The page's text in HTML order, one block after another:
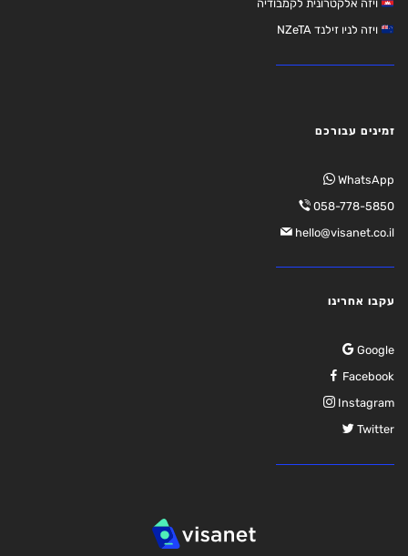
ויזה אלקטרונית לקמבודיה
ויזה לניו זילנד NZeTA
זמינים עבורכם
WhatsApp
058-778-5850
hello@visanet.co.il
עקבו אחרינו
Google
Facebook
Instagram
Twitter